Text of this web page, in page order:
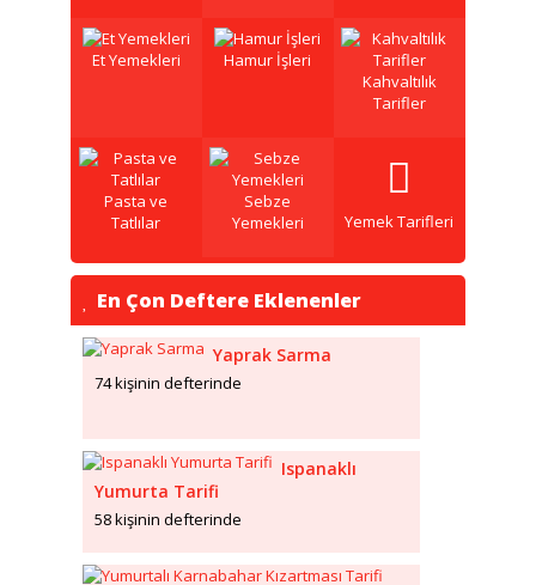
Et Yemekleri
Hamur İşleri
Kahvaltılık
Tarifler
Pasta ve
Tatlılar
Sebze
Yemekleri
Yemek Tarifleri
En Çon Deftere Eklenenler
Yaprak Sarma
74 kişinin defterinde
Ispanaklı
Yumurta Tarifi
58 kişinin defterinde